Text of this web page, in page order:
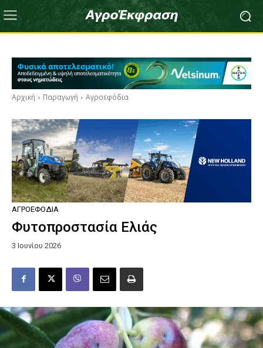
Αρχική Παραγωγή Αγροεφόδια
ΑΓΡΟΕΦΌΔΙΑ
Φυτοπροστασία Ελιάς
3 Ιουνίου 2026